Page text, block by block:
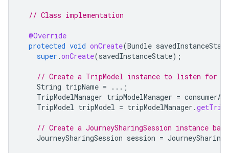
// Class implementation
@Override
protected void onCreate(Bundle savedInstanceState
super .onCreate(savedInstanceState);
// Create a TripModel instance to listen for
String tripName =
...;
TripModelManager tripModelManager =
TripModel tripModel = tripModelManager .
// Create a JourneySharingSession instance
JourneySharingSession session =